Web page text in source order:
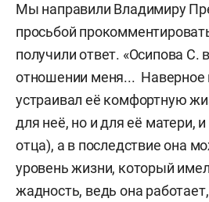
Мы направили Владимиру
просьбой
получили ответ. «Осипова С.
отношении меня... Наверное
устраивал её комфортную
для неё, но и для её матери,
отца), а в последствие она
уровень жизни, который
жадность, ведь она